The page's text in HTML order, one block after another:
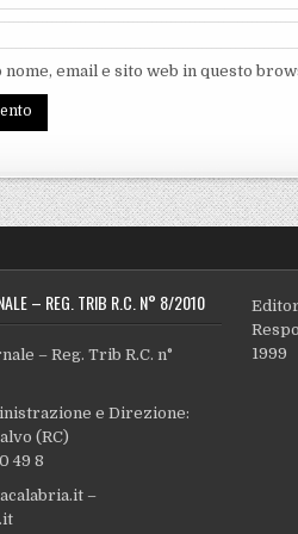
nome, email e sito web in questo
– REG. TRIB R.C. N° 8/2010
– Reg. Trib R.C. n°
e Direzione:
(RC)
49 8
–
1999